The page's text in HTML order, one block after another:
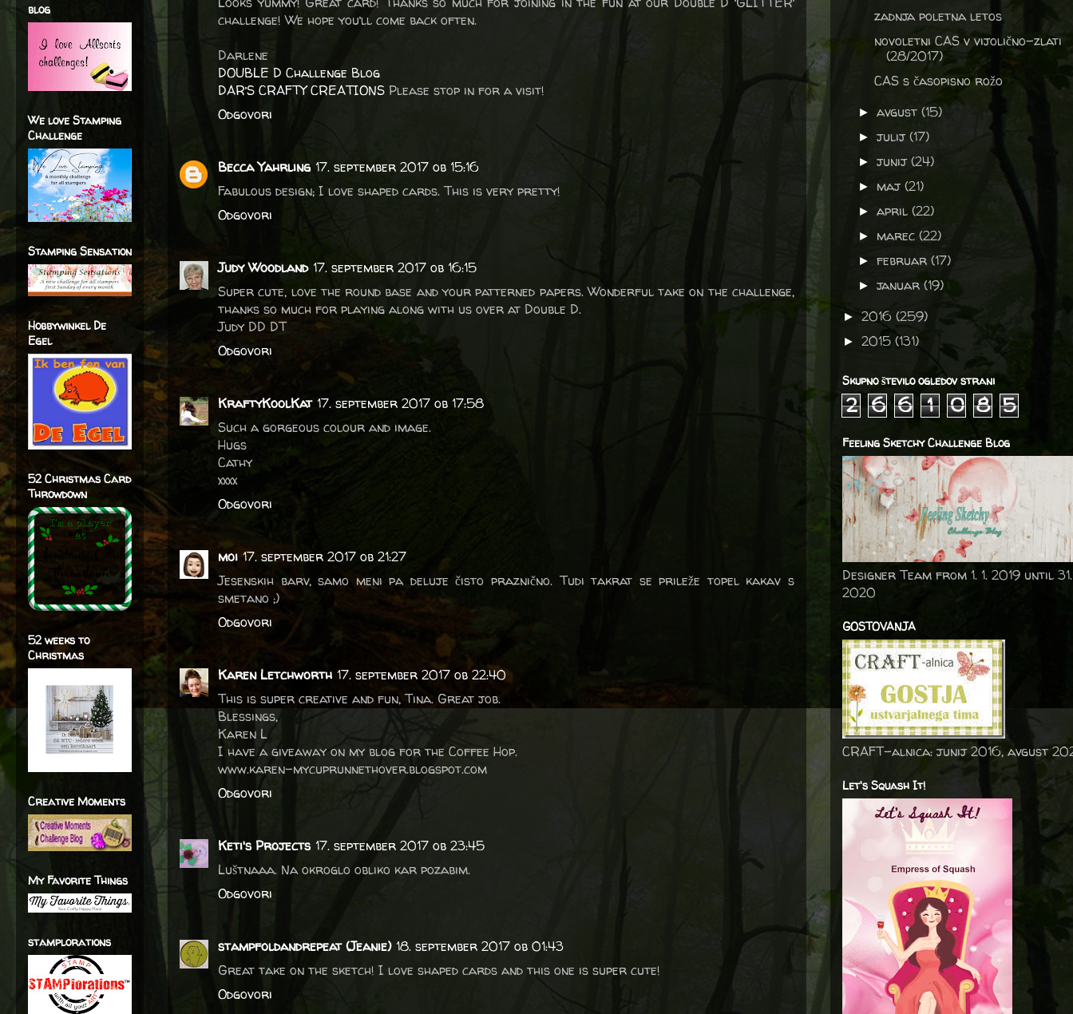
challenge! We hope you’ll come back often.
Darlene
DOUBLE D Challenge Blog
DAR’S CRAFTY CREATIONS Please stop in for a visit!
Odgovori
Becca Yahrling 17. september 2017 ob 15:16
Fabulous design; I love shaped cards. This is very pretty!
Odgovori
Judy Woodland 17. september 2017 ob 16:15
Super cute, love the round base and your patterned papers. Wonderful take on the challenge,
thanks so much for playing along with us over at Double D.
Judy DD DT
Odgovori
KraftyKoolKat 17. september 2017 ob 17:58
Such a gorgeous colour and image.
Hugs
Cathy
xxxx
Odgovori
moi 17. september 2017 ob 21:27
Jesenskih barv, samo meni pa deluje čisto praznično. Tudi takrat se prileže topel kakav s
smetano ;)
Odgovori
Karen Letchworth 17. september 2017 ob 22:40
This is super creative and fun, Tina. Great job.
Blessings,
Karen L
I have a giveaway on my blog for the Coffee Hop.
www.karen-mycuprunnethover.blogspot.com
Odgovori
Keti's Projects 17. september 2017 ob 23:45
Luštnaaa. Na okroglo obliko kar pozabim.
Odgovori
stampfoldandrepeat (Jeanie) 18. september 2017 ob 01:43
Great take on the sketch! I love shaped cards and this one is super cute!
Odgovori
blog
We love Stamping
Challenge
Stamping Sensation
Hobbywinkel De
Egel
52 Christmas Card
Throwdown
52 weeks to
Christmas
Creative Moments
My Favorite Things
stamplorations
zadnja poletna letos
novoletni CAS v vijolično-zlati
(28/2017)
CAS s časopisno rožo
►avgust(15)
►julij(17)
►junij(24)
► maj(21)
►april(22)
► marec(22)
►februar(17)
►januar(19)
► 2016 (259)
► 2015 (131)
Skupno število ogledov strani
2 6 6 1 0 8 5
Feeling Sketchy Challenge Blog
Designer Team from 1. 1. 2019 until
2020
GOSTOVANJA
CRAFT-alnica: junij 2016, avgust
Let's Squash It!